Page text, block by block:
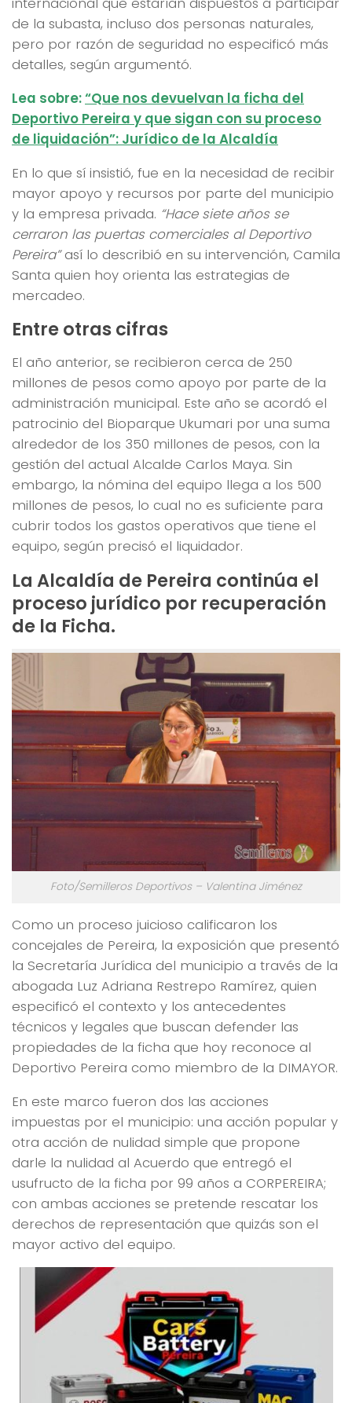
de la subasta, incluso dos personas naturales,
pero por razón de seguridad no especificó más
detalles, según argumentó.
Lea sobre:“Que nos devuelvan la ficha del
Deportivo Pereira y que sigan con su proceso
de liquidación”: Jurídico de la Alcaldía
En lo que sí insistió, fue en la necesidad de recibir
mayor apoyo y recursos por parte del municipio
y la empresa privada. “Hace siete años se
cerraron las puertas comerciales al Deportivo
Pereira”así lo describió en su intervención, Camila
Santa quien hoy orienta las estrategias de
mercadeo.
Entre otras cifras
El año anterior, se recibieron cerca de 250
millones de pesos como apoyo por parte de la
administración municipal. Este año se acordó el
patrocinio del Bioparque Ukumari por una suma
alrededor de los 350 millones de pesos, con la
gestión del actual Alcalde Carlos Maya. Sin
embargo, la nómina del equipo llega a los 500
millones de pesos, lo cual no es suficiente para
cubrir todos los gastos operativos que tiene el
equipo, según precisó el liquidador.
La Alcaldía de Pereira continúa el
proceso jurídico por recuperación
de la Ficha.
Foto/Semilleros Deportivos – Valentina Jiménez
Como un proceso juicioso calificaron los
concejales de Pereira, la exposición que presentó
la Secretaría Jurídica del municipio a través de la
abogada Luz Adriana Restrepo Ramírez, quien
especificó el contexto y los antecedentes
técnicos y legales que buscan defender las
propiedades de la ficha que hoy reconoce al
Deportivo Pereira como miembro de la DIMAYOR.
En este marco fueron dos las acciones
impuestas por el municipio: una acción popular y
otra acción de nulidad simple que propone
darle la nulidad al Acuerdo que entregó el
usufructo de la ficha por 99 años a CORPEREIRA;
con ambas acciones se pretende rescatar los
derechos de representación que quizás son el
mayor activo del equipo.